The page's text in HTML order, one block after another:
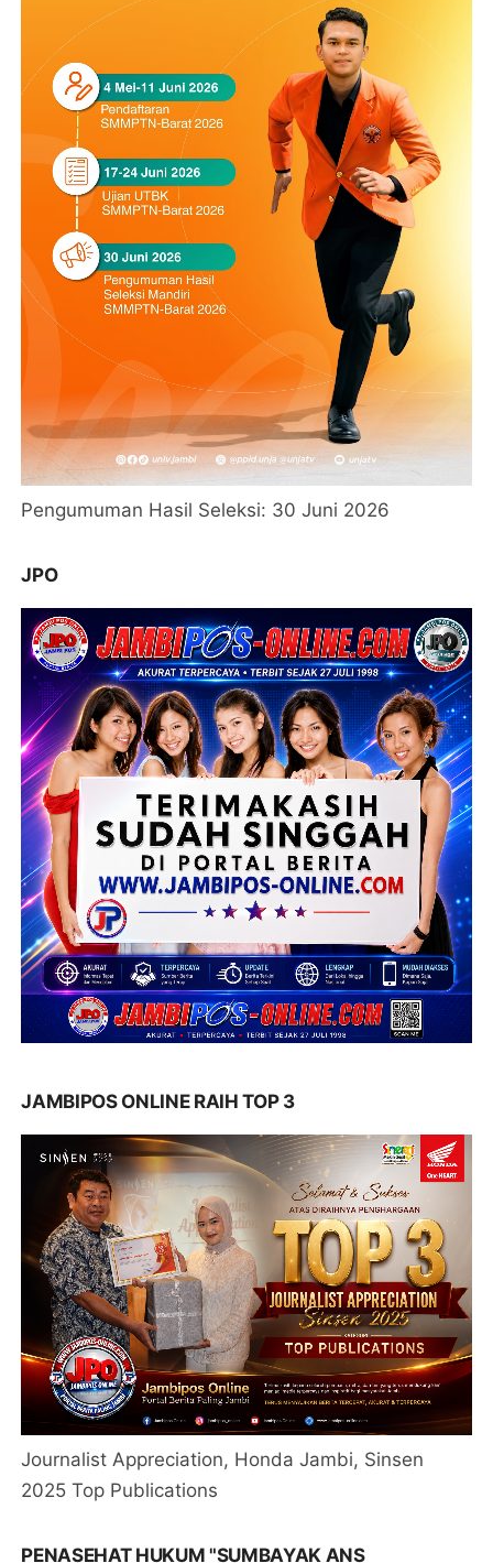
Pengumuman Hasil Seleksi: 30 Juni 2026
JPO
JAMBIPOS ONLINE RAIH TOP 3
Journalist Appreciation, Honda Jambi, Sinsen
2025 Top Publications
PENASEHAT HUKUM "SUMBAYAK ANS